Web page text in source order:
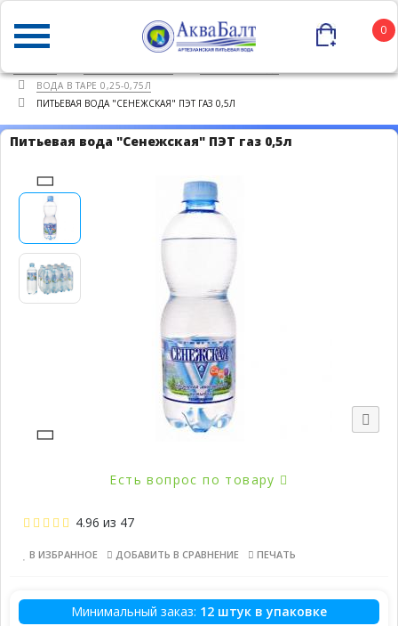
0
ВОДА В ТАРЕ 0,25-0,75Л
ПИТЬЕВАЯ ВОДА "СЕНЕЖСКАЯ" ПЭТ ГАЗ 0,5Л
Питьевая вода "Сенежская" ПЭТ газ 0,5л
Есть вопрос по товару
4.96 из 47
В ИЗБРАННОЕ ДОБАВИТЬ В СРАВНЕНИЕ ПЕЧАТЬ
Минимальный заказ: 12 штук в упаковке